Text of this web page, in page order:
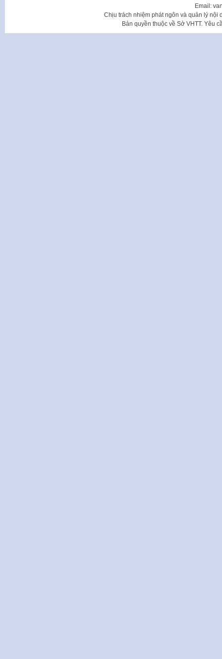
Email:
Chịu trách nhiệm phát ngôn và quản lý nội
Bản quyền thuộc về Sở VHTT. Yêu